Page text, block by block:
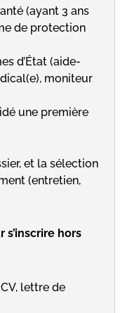
(ayant 3 ans
de protection
d’État (aide-
moniteur
une première
et la sélection
(entretien,
hors
lettre de